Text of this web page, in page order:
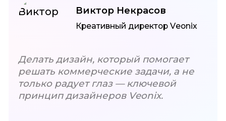
Делать дизайн, который помогает
решать коммерческие задачи, а не
только радует глаз — ключевой
принцип дизайнеров Veonix.
Виктор Некрасов
Креативный директор Veonix